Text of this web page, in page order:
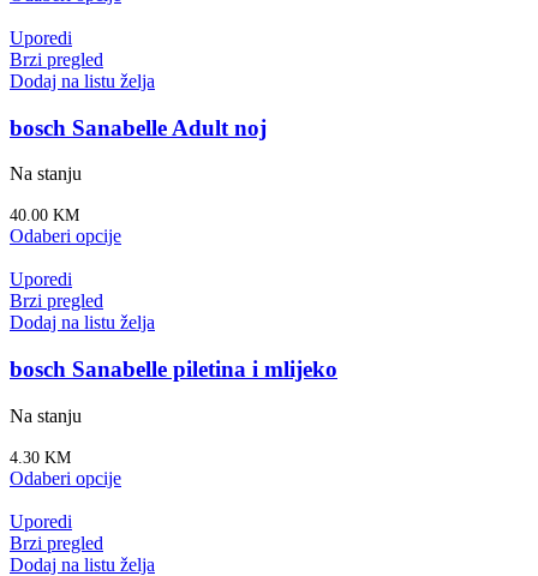
Uporedi
Brzi pregled
Dodaj na listu želja
bosch Sanabelle Adult noj
Na stanju
40.00 KM
Odaberi opcije
Uporedi
Brzi pregled
Dodaj na listu želja
bosch Sanabelle piletina i mlijeko
Na stanju
4.30 KM
Odaberi opcije
Uporedi
Brzi pregled
Dodaj na listu želja